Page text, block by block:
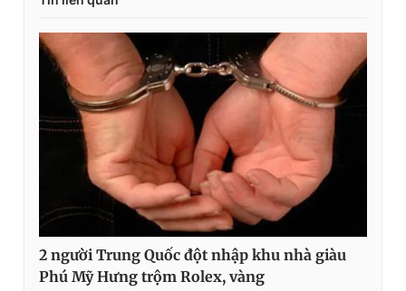
2 người Trung Quốc đột nhập khu nhà giàu
Phú Mỹ Hưng trộm Rolex, vàng